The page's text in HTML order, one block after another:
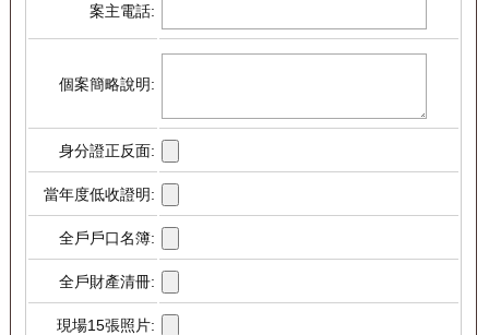
案主電話:
個案簡略說明:
身分證正反面:
當年度低收證明:
全戶戶口名簿:
全戶財產清冊:
現場15張照片: